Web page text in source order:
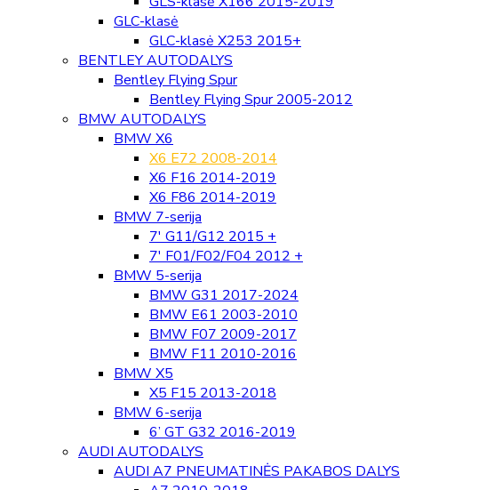
GLC-klasė
GLC-klasė X253 2015+
BENTLEY AUTODALYS
Bentley Flying Spur
Bentley Flying Spur 2005-2012
BMW AUTODALYS
BMW X6
X6 E72 2008-2014
X6 F16 2014-2019
X6 F86 2014-2019
BMW 7-serija
7' G11/G12 2015 +
7' F01/F02/F04 2012 +
BMW 5-serija
BMW G31 2017-2024
BMW E61 2003-2010
BMW F07 2009-2017
BMW F11 2010-2016
BMW X5
X5 F15 2013-2018
BMW 6-serija
6’ GT G32 2016-2019
AUDI AUTODALYS
AUDI A7 PNEUMATINĖS PAKABOS DALYS